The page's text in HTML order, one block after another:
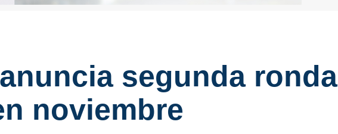
segunda ronda
noviembre